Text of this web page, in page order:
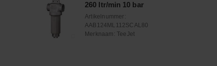
260 ltr/min 10 bar
Artikelnummer:
AAB124ML112SCAL80
Merknaam: TeeJet